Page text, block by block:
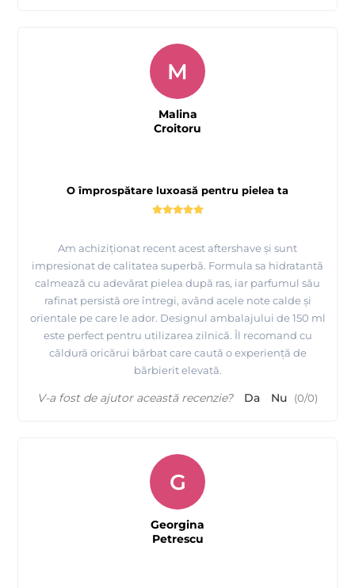
O împrospătare luxoasă pentru pielea ta
Am achiziționat recent acest aftershave și sunt
impresionat de calitatea superbă. Formula sa hidratantă
calmează cu adevărat pielea după ras, iar parfumul său
rafinat persistă ore întregi, având acele note calde și
orientale pe care le ador. Designul ambalajului de 150 ml
este perfect pentru utilizarea zilnică. Îl recomand cu
căldură oricărui bărbat care caută o experiență de
bărbierit elevată.
M
Malina
Croitoru
V-a fost de ajutor această recenzie? Da Nu (0/0)
G
Georgina
Petrescu